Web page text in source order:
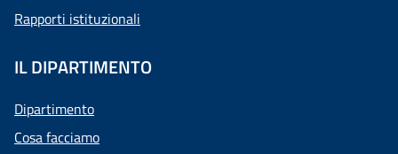
Rapporti istituzionali
IL DIPARTIMENTO
Dipartimento
Cosa facciamo